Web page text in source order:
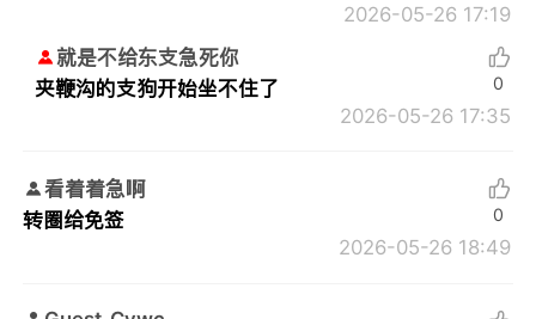
2026-05-26 17:19
就是不给东支急死你
夹鞭沟的支狗开始坐不住了
2026-05-26 17:35
0
看着着急啊
转圈给免签
2026-05-26 18:49
0